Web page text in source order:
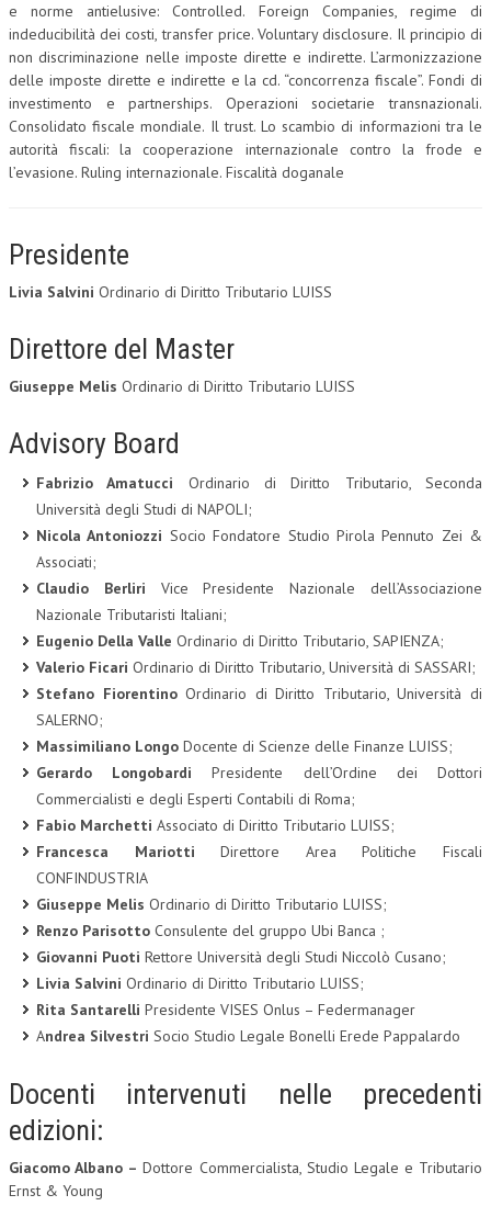
e norme antielusive: Controlled. Foreign Companies, regime di
indeducibilità dei costi, transfer price. Voluntary disclosure. Il principio di
non discriminazione nelle imposte dirette e indirette. L’armonizzazione
delle imposte dirette e indirette e la cd. “concorrenza fiscale”. Fondi di
investimento e partnerships. Operazioni societarie transnazionali.
Consolidato fiscale mondiale. Il trust. Lo scambio di informazioni tra le
autorità fiscali: la cooperazione internazionale contro la frode e
l’evasione. Ruling internazionale. Fiscalità doganale
Presidente
Livia Salvini Ordinario di Diritto Tributario LUISS
Direttore del Master
Giuseppe Melis Ordinario di Diritto Tributario LUISS
Advisory Board
Fabrizio Amatucci Ordinario di Diritto Tributario, Seconda
Università degli Studi di NAPOLI;
Nicola Antoniozzi Socio Fondatore Studio Pirola Pennuto Zei &
Associati;
Claudio Berliri Vice Presidente Nazionale dell’Associazione
Nazionale Tributaristi Italiani;
Eugenio Della Valle Ordinario di Diritto Tributario, SAPIENZA;
Valerio Ficari Ordinario di Diritto Tributario, Università di SASSARI;
Stefano FiorentinoOrdinario di Diritto Tributario, Università di
SALERNO;
Massimiliano Longo Docente di Scienze delle Finanze LUISS;
Gerardo Longobardi Presidente dell’Ordine dei Dottori
Commercialisti e degli Esperti Contabili di Roma;
Fabio Marchetti Associato di Diritto Tributario LUISS;
Francesca Mariotti Direttore Area Politiche Fiscali
CONFINDUSTRIA
Giuseppe Melis Ordinario di Diritto Tributario LUISS;
Renzo Parisotto Consulente del gruppo Ubi Banca ;
Giovanni Puoti Rettore Università degli Studi Niccolò Cusano;
Livia Salvini Ordinario di Diritto Tributario LUISS;
Rita Santarelli Presidente VISES Onlus – Federmanager
Andrea Silvestri Socio Studio Legale Bonelli Erede Pappalardo
Docenti intervenuti nelle precedenti
edizioni:
Giacomo Albano –Dottore Commercialista, Studio Legale e Tributario
Ernst & Young